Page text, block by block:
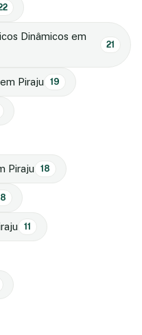
Dinâmicos em
21
Piraju 19
Piraju 18
11